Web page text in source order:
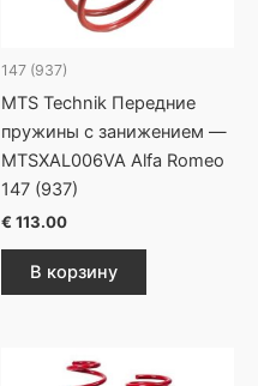
147 (937)
MTS Technik Передние
пружины с занижением —
MTSXAL006VA Alfa Romeo
147 (937)
€ 113.00
В корзину